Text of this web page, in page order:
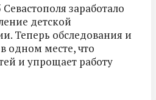
заработало
детской
Теперь обследования и
одном месте, что
и упрощает работу